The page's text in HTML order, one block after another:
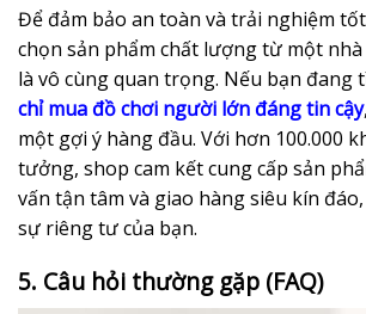
Để đảm bảo an toàn và trải nghiệm
chọn sản phẩm chất lượng từ một
là vô cùng quan trọng. Nếu bạn đang
chỉ mua đồ chơi người lớn đáng tin cậy
một gợi ý hàng đầu. Với hơn 100.000
tưởng, shop cam kết cung cấp sản
vấn tận tâm và giao hàng siêu kín
sự riêng tư của bạn.
5. Câu hỏi thường gặp (FAQ)